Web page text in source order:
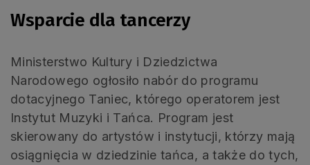
Wsparcie dla tancerzy
Ministerstwo Kultury i Dziedzictwa
Narodowego ogłosiło nabór do programu
dotacyjnego Taniec, którego operatorem jest
Instytut Muzyki i Tańca. Program jest
skierowany do artystów i instytucji, którzy mają
osiągnięcia w dziedzinie tańca, a także do tych,